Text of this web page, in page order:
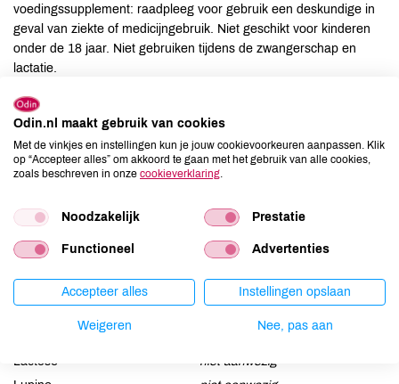
voedingssupplement: raadpleeg voor gebruik een deskundige in
geval van ziekte of medicijngebruik. Niet geschikt voor kinderen
onder de 18 jaar. Niet gebruiken tijdens de zwangerschap en
lactatie.
Ingrediënten
DHA- en EPA-rijke olie van de microalg Schizochytrium sp.,
capsule (bevochtigingsmiddel: glycerol, gemodificeerd
tocoferolrijk extract en rozemarijnextract.
Allergenen
Aardnoten
niet aanwezig
Lactose
niet aanwezig
Odin.nl maakt gebruik van cookies
Met de vinkjes en instellingen kun je jouw cookievoorkeuren aanpassen. Klik
op “Accepteer alles” om akkoord te gaan met het gebruik van alle cookies,
zoals beschreven in onze cookieverklaring
Noodzakelijk Prestatie
Functioneel Advertenties
Accepteer alles Instellingen opslaan
Weigeren Nee, pas aan